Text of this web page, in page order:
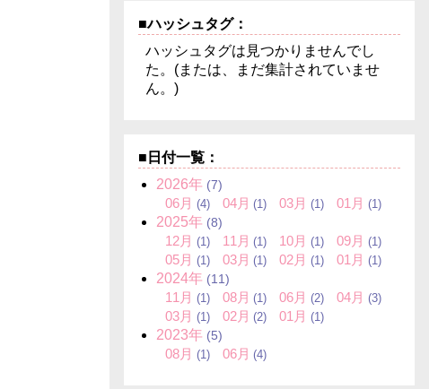
■ハッシュタグ：
ハッシュタグは見つかりませんでし
た。(または、まだ集計されていませ
ん。)
■日付一覧：
2026年 (7)
06月 (4) 04月 (1) 03月 (1) 01月 (1)
2025年 (8)
12月 (1) 11月 (1) 10月 (1) 09月 (1)
05月 (1) 03月 (1) 02月 (1) 01月 (1)
2024年 (11)
11月 (1) 08月 (1) 06月 (2) 04月 (3)
03月 (1) 02月 (2) 01月 (1)
2023年 (5)
08月 (1) 06月 (4)